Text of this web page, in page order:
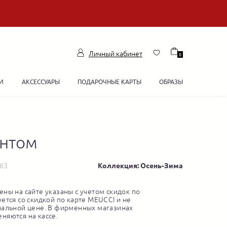
Личный кабинет 0
АКСЕССУАРЫ ПОДАРОЧНЫЕ КАРТЫ ОБРАЗЫ
Коллекция: Осень-Зима
на сайте указаны с учетом скидок по
со скидкой по карте MEUCCI и не
цене. В фирменных магазинах
на кассе.